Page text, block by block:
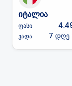
იტალია
ფასი
ვადა 7 დღე